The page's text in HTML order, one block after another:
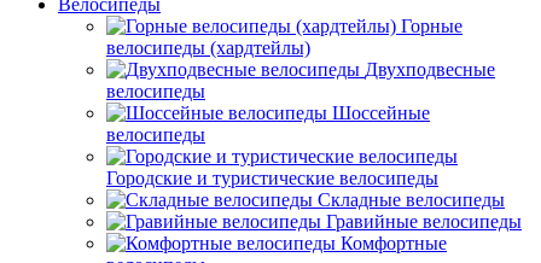
Велосипеды
Горные
велосипеды (хардтейлы)
Двухподвесные
велосипеды
Шоссейные
велосипеды
Городские и туристические велосипеды
Складные велосипеды
Гравийные велосипеды
Комфортные